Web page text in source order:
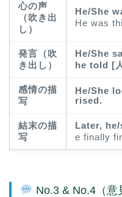
心の声
（吹き出
し）
He/She
He was
発言（吹
き出し）
He/She
he told [
感情の描
写
He/She
rised.
結末の描
写
Later,
e finally
No.3 & No.4（意
原田
学習
“シ
い英